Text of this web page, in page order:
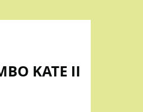
KATE II